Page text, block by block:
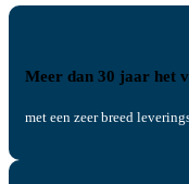
Meer dan 30 jaar het
met een zeer breed